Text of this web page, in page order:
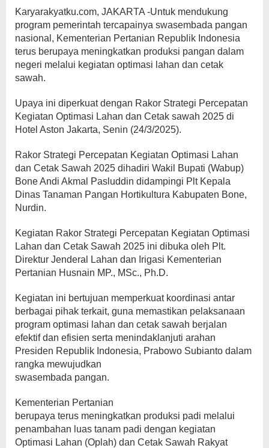
Karyarakyatku.com, JAKARTA -Untuk mendukung
program pemerintah tercapainya swasembada pangan
nasional, Kementerian Pertanian Republik Indonesia
terus berupaya meningkatkan produksi pangan dalam
negeri melalui kegiatan optimasi lahan dan cetak
sawah.
Upaya ini diperkuat dengan Rakor Strategi Percepatan
Kegiatan Optimasi Lahan dan Cetak sawah 2025 di
Hotel Aston Jakarta, Senin (24/3/2025).
Rakor Strategi Percepatan Kegiatan Optimasi Lahan
dan Cetak Sawah 2025 dihadiri Wakil Bupati (Wabup)
Bone Andi Akmal Pasluddin didampingi Plt Kepala
Dinas Tanaman Pangan Hortikultura Kabupaten Bone,
Nurdin.
Kegiatan Rakor Strategi Percepatan Kegiatan Optimasi
Lahan dan Cetak Sawah 2025 ini dibuka oleh Plt.
Direktur Jenderal Lahan dan Irigasi Kementerian
Pertanian Husnain MP., MSc., Ph.D.
Kegiatan ini bertujuan memperkuat koordinasi antar
berbagai pihak terkait, guna memastikan pelaksanaan
program optimasi lahan dan cetak sawah berjalan
efektif dan efisien serta menindaklanjuti arahan
Presiden Republik Indonesia, Prabowo Subianto dalam
rangka mewujudkan
swasembada pangan.
Kementerian Pertanian
berupaya terus meningkatkan produksi padi melalui
penambahan luas tanam padi dengan kegiatan
Optimasi Lahan (Oplah) dan Cetak Sawah Rakyat